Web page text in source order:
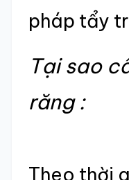
pháp tẩy
Tại sao
răng:
Theo thời